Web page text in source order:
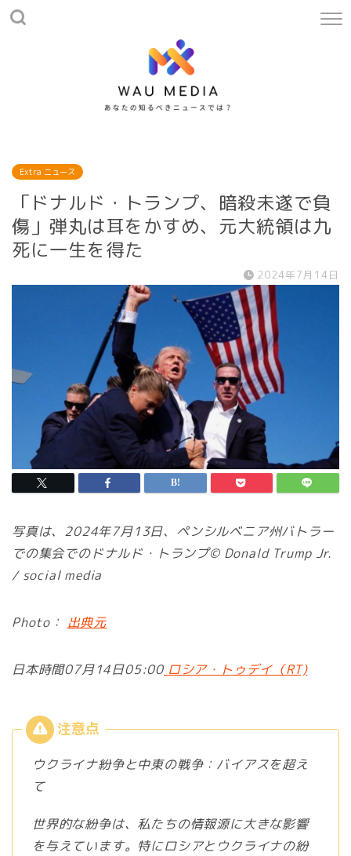
Extra ニュース
「ドナルド・トランプ、暗殺未遂で負
傷」弾丸は耳をかすめ、元大統領は九
死に一生を得た
2024年7月14日
写真は、2024年7月13日、ペンシルベニア州バトラー
での集会でのドナルド・トランプ© Donald Trump Jr.
/ social media
Photo： 出典元
日本時間07月14日05:00 ロシア・トゥデイ（RT)
ウクライナ紛争と中東の戦争：バイアスを超え
て
世界的な紛争は、私たちの情報源に大きな影響
を与えています。特にロシアとウクライナの紛